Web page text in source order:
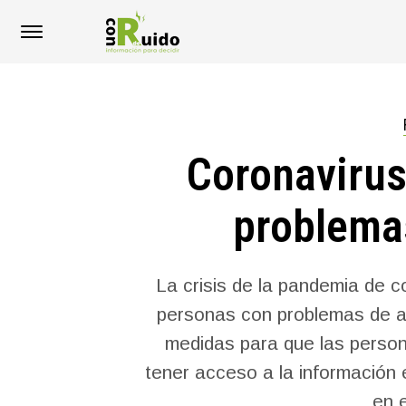
La crisis de la pandemia de
personas con problemas de
medidas para que las
tener acceso a la información
en